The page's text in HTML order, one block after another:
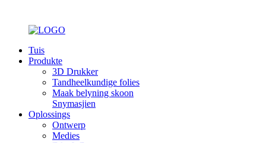
Tuis
Produkte
3D Drukker
Tandheelkundige folies
Maak belyning skoon
Snymasjien
Oplossings
Ontwerp
Medies